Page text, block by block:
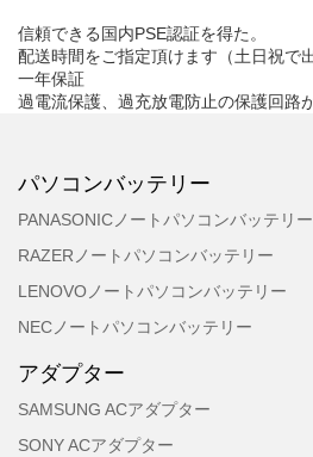
信頼できる国内PSE認証を得た。
配送時間をご指定頂けます（土日祝で
一年保証
過電流保護、過充放電防止の保護回路
パソコンバッテリー
PANASONICノートパソコンバッテリー
RAZERノートパソコンバッテリー
LENOVOノートパソコンバッテリー
NECノートパソコンバッテリー
アダプター
SAMSUNG ACアダプター
SONY ACアダプター